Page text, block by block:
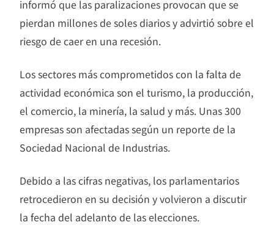
informó que las paralizaciones provocan que se
pierdan millones de soles diarios y advirtió sobre el
riesgo de caer en una recesión.
Los sectores más comprometidos con la falta de
actividad económica son el turismo, la producción,
el comercio, la minería, la salud y más. Unas 300
empresas son afectadas según un reporte de la
Sociedad Nacional de Industrias.
Debido a las cifras negativas, los parlamentarios
retrocedieron en su decisión y volvieron a discutir
la fecha del adelanto de las elecciones.